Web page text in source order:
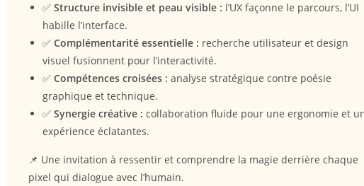
✅ Structure invisible et peau visible : l’UX façonne le parcours, l’UI
habille l’interface.
✅ Complémentarité essentielle : recherche utilisateur et design
visuel fusionnent pour l’interactivité.
✅ Compétences croisées : analyse stratégique contre poésie
graphique et technique.
✅ Synergie créative : collaboration fluide pour une ergonomie et
expérience éclatantes.
📌 Une invitation à ressentir et comprendre la magie derrière chaque
pixel qui dialogue avec l’humain.